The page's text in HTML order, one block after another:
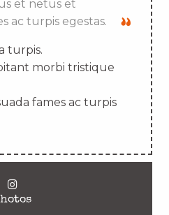
et netus et
ac turpis egestas.
turpis.
morbi tristique
fames ac turpis